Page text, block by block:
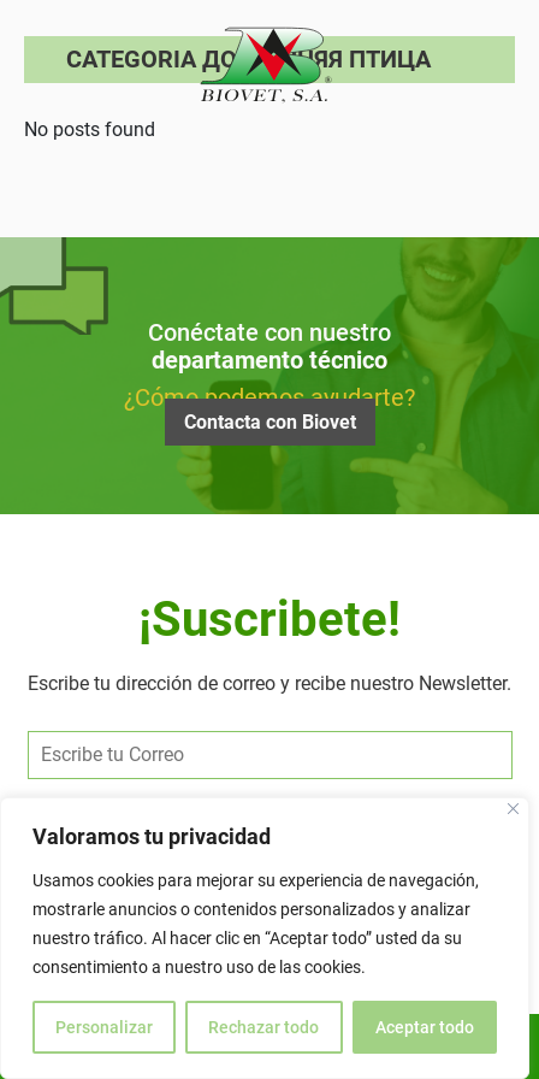
Valoramos tu privacidad
Usamos cookies para mejorar su experiencia de navegación,
mostrarle anuncios o contenidos personalizados y analizar
nuestro tráfico. Al hacer clic en “Aceptar todo” usted da su
consentimiento a nuestro uso de las cookies.
Personalizar Rechazar todo Aceptar todo
ES
CATEGORIA ДОМАШНЯЯ ПТИЦА
No posts found
Conéctate con nuestro
departamento técnico
¿Cómo podemos ayudarte?
Contacta con Biovet
¡Suscribete!
Escribe tu dirección de correo y recibe nuestro Newsletter.